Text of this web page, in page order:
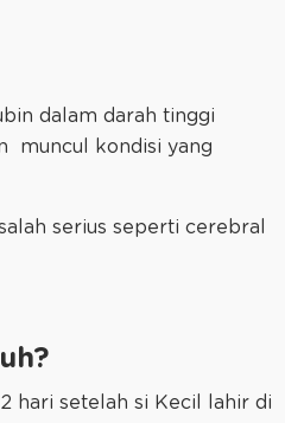
dalam darah tinggi
muncul kondisi yang
serius seperti cerebral
hari setelah si Kecil lahir di